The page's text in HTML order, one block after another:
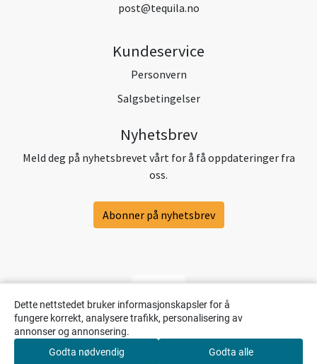
post@tequila.no
Kundeservice
Personvern
Salgsbetingelser
Nyhetsbrev
Meld deg på nyhetsbrevet vårt for å få oppdateringer fra
oss.
Abonner på nyhetsbrev
Dette nettstedet bruker informasjonskapsler for å
fungere korrekt, analysere trafikk, personalisering av
annonser og annonsering.
Godta nødvendig
Godta alle